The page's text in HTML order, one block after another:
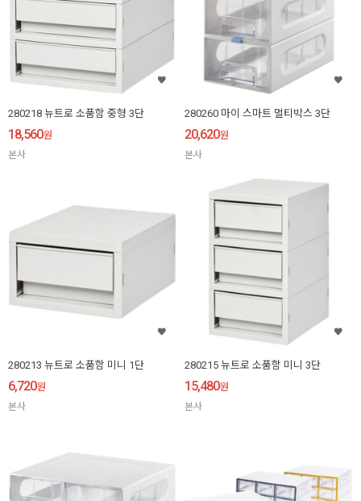
280218 뉴트로 소품함 중형 3단
18,560원
본사
280260 마이 스마트 멀티박스 3단
20,620원
본사
280213 뉴트로 소품함 미니 1단
6,720원
본사
280215 뉴트로 소품함 미니 3단
15,480원
본사